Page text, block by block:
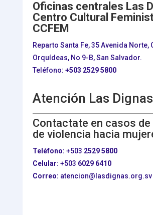
Oficinas centrales Las
Centro Cultural
CCFEM
Reparto Santa Fe, 35 Avenida Norte,
Orquídeas, No 9-B, San Salvador.
Teléfono: +503 2529 5800
Atención Las
Contactate en casos
de violencia hacia
Teléfono: +503 2529 5800
Celular: +503 6029 6410
Correo: atencion@lasdignas.org.sv